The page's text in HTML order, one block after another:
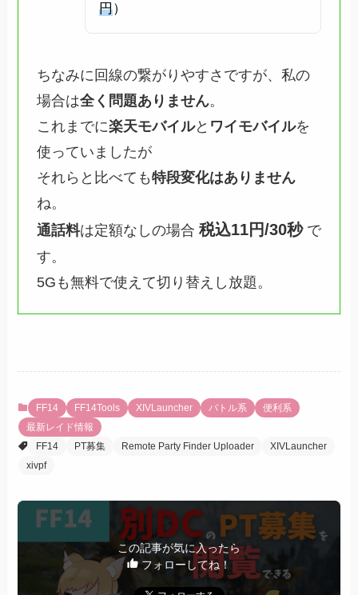
円）
ちなみに回線の繋がりやすさですが、私の
場合は全く問題ありません。
これまでに楽天モバイルと ワイモバイルを
使っていましたが
それらと比べても特段変化はありません
ね。
通話料は定額なしの場合 税込11円/30秒で
す。
5Gも無料で使えて切り替えし放題。
FF14 FF14Tools XIVLauncher バトル系
便利系
最新レイド情報
FF14
PT募集 Remote Party Finder Uploader
XIVLauncher
xivpf
この記事が気に入ったら
フォローしてね！